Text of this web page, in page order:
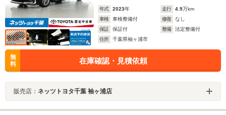
年式 2023年 走行 4.9万km
車検
車検整備付 修復
なし
保証
保証付 整備
法定整備付
住所
千葉県袖ヶ浦市
無
料
在庫確認・見積依頼
販売店： ネッツトヨタ千葉 袖ヶ浦店